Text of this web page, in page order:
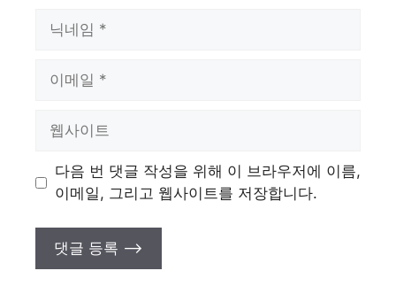
트
다음 번 댓글 작성을 위해 이 브라우저에 이름,
이메일, 그리고 웹사이트를 저장합니다.